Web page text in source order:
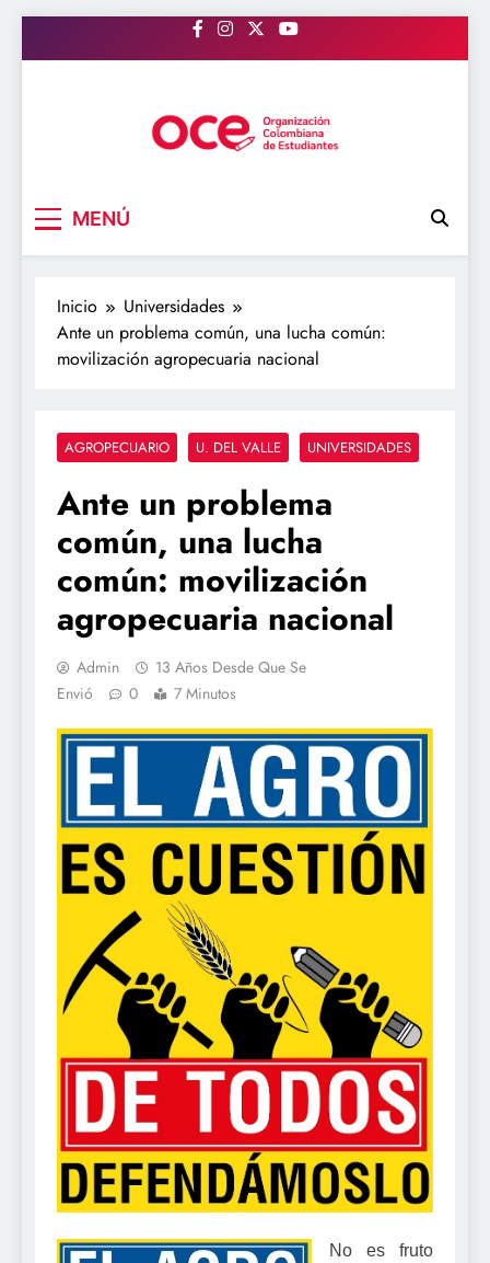
al
MENÚ
Inicio
Universidades
Ante un problema común, una lucha común:
movilización agropecuaria nacional
AGROPECUARIO U. DEL VALLE UNIVERSIDADES
Ante un problema
común, una lucha
común: movilización
agropecuaria nacional
Admin
13 Años Desde Que Se
Envió
0 7 Minutos
No es fruto